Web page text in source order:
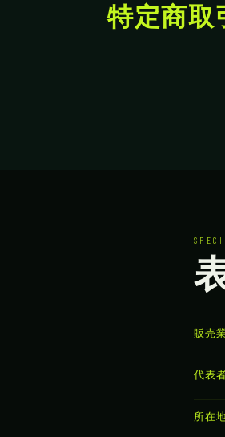
特定商取
販売
代表
所在